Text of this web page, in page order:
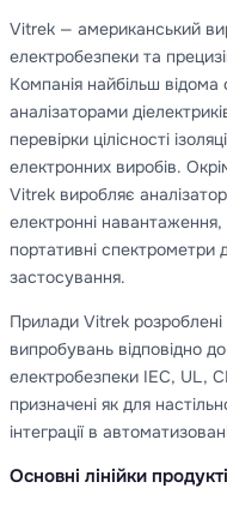
Vitrek — американський
електробезпеки та
Компанія найбільш відома
аналізаторами
перевірки цілісності
електронних виробів.
Vitrek виробляє
електронні навантаження,
портативні спектрометри
застосування.
Прилади Vitrek розроблені
випробувань відповідно
електробезпеки IEC, UL,
призначені як для
інтеграції в
Основні лінійки